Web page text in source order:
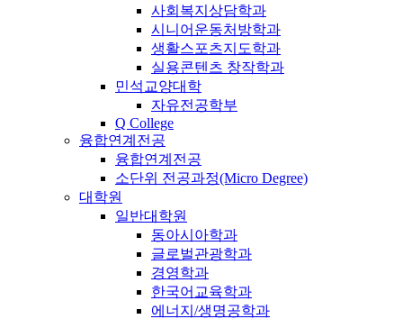
사회복지상담학과
시니어운동처방학과
생활스포츠지도학과
실용콘텐츠 창작학과
민석교양대학
자유전공학부
Q College
융합연계전공
융합연계전공
소단위 전공과정(Micro Degree)
대학원
일반대학원
동아시아학과
글로벌관광학과
경영학과
한국어교육학과
에너지/생명공학과